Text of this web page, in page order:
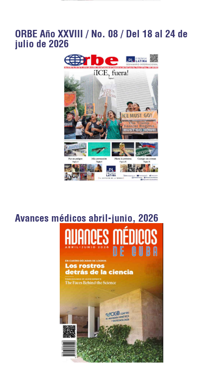
ORBE Año XXVIII / No. 08 / Del 18 al 24 de
julio de 2026
Avances médicos abril-junio, 2026